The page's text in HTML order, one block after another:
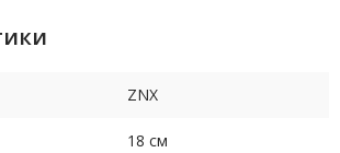
ZNX
18 см